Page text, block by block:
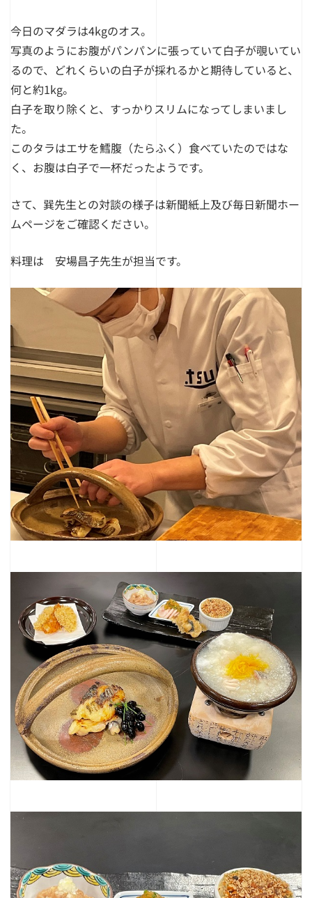
今日のマダラは4kgのオス。
写真のようにお腹がパンパンに張っていて白子が覗いてい
るので、どれくらいの白子が採れるかと期待していると、
何と約1kg。
白子を取り除くと、すっかりスリムになってしまいまし
た。
このタラはエサを鱈腹（たらふく）食べていたのではな
く、お腹は白子で一杯だったようです。
さて、巽先生との対談の様子は新聞紙上及び毎日新聞ホー
ムページをご確認ください。
料理は 安場昌子先生が担当です。